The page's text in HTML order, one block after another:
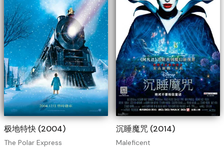
极地特快 (2004)
The Polar Express
沉睡魔咒 (2014)
Maleficent